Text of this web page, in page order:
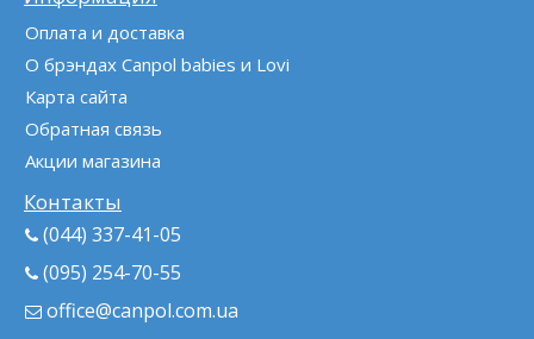
Оплата и доставка
О брэндах Canpol babies и Lovi
Карта сайта
Обратная связь
Акции магазина
Контакты
(044) 337-41-05
(095) 254-70-55
office@canpol.com.ua